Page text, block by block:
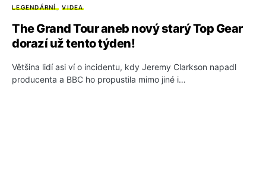
LEGENDÁRNÍ VIDEA
The Grand Tour aneb nový starý Top Gear
dorazí už tento týden!
Většina lidí asi ví o incidentu, kdy Jeremy Clarkson napadl
producenta a BBC ho propustila mimo jiné i…